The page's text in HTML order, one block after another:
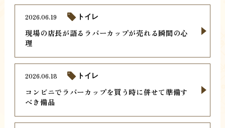
現場の店長が語るラバーカップが売れる瞬間の心
理
2026.06.19 トイレ
コンビニでラバーカップを買う時に併せて準備す
べき備品
2026.06.18 トイレ